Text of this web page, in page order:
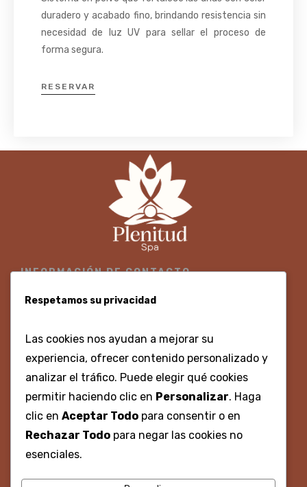
duradero y acabado fino, brindando resistencia sin
necesidad de luz UV para sellar el proceso de
forma segura.
RESERVAR
INFORMACIÓN DE CONTACTO
300 3700860 - 316 8675330
Lunes - Domingo 8:00am - 8:00pm
REDES SOCIALES
@plenitudspacartagena
Respetamos su privacidad
Las cookies nos ayudan a mejorar su
experiencia, ofrecer contenido personalizado y
analizar el tráfico. Puede elegir qué cookies
permitir haciendo clic en Personalizar. Haga
clic en Aceptar Todo para consentir o en
Rechazar Todo para negar las cookies no
esenciales.